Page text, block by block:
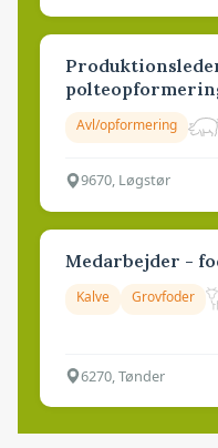
Avl/opformering
9670, Løgstør
Medarbejder -
Kalve Grovfoder
6270, Tønder